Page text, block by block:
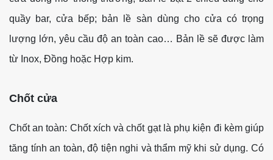
quầy bar, cửa bếp; bản lề sàn dùng cho cửa có trọng
lượng lớn, yêu cầu độ an toàn cao… Bản lề sẽ được làm
từ Inox, Đồng hoặc Hợp kim.
Chốt cửa
Chốt an toàn: Chốt xích và chốt gạt là phụ kiện đi kèm giúp
tăng tính an toàn, độ tiện nghi và thẩm mỹ khi sử dụng. Có